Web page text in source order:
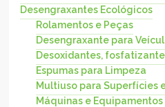
Desengraxantes Ecológicos
Rolamentos e Peças
Desengraxante para
Desoxidantes,
Espumas para Limpeza
Multiuso para Superfícies
Máquinas e Equipamentos